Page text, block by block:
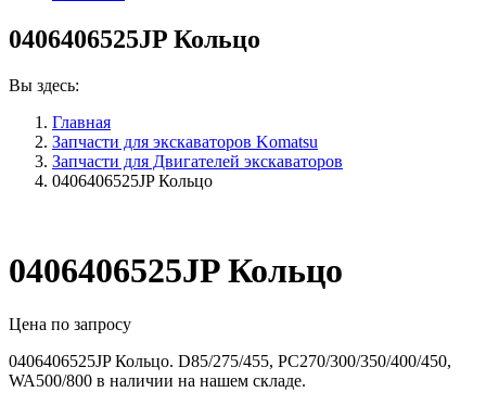
0406406525JP Кольцо
Вы здесь:
Главная
Запчасти для экскаваторов Komatsu
Запчасти для Двигателей экскаваторов
0406406525JP Кольцо
0406406525JP Кольцо
Цена по запросу
0406406525JP Кольцо. D85/275/455, PC270/300/350/400/450,
WA500/800 в наличии на нашем складе.